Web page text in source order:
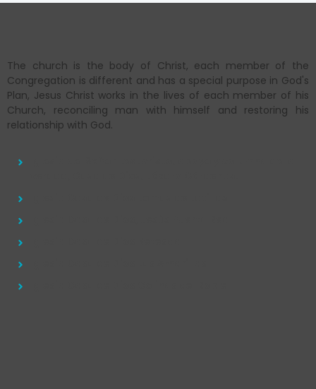
The church is the body of Christ, each member of the
Congregation is different and has a special purpose in God's
Plan, Jesus Christ works in the lives of each member of his
Church, reconciling man with himself and restoring his
relationship with God.